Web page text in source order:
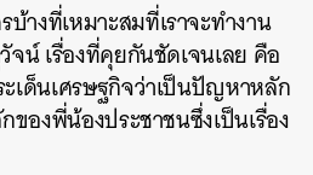
างที่เหมาะสมที่เราจะทำงาน
น์ เรื่องที่คุยกันชัดเจนเลย คือ
เด็นเศรษฐกิจว่าเป็นปัญหาหลัก
องพี่น้องประชาชนซึ่งเป็นเรื่อง